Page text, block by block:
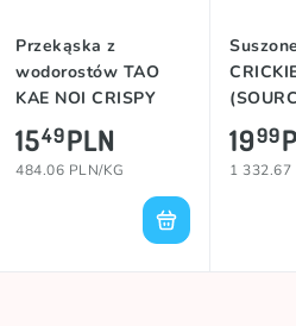
Przekąska z
wodorostów TAO
KAE NOI CRISPY
(ORIGINAL), 32g
1549PLN
484.06 PLN/KG
1999
1 332.67